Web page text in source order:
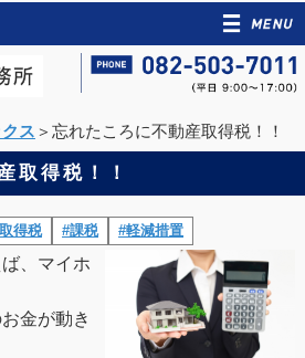
ス ＞忘れたころに不動産取得税！！
取得税！！
得税 #課税 #軽減措置
、マイホ
金が動き